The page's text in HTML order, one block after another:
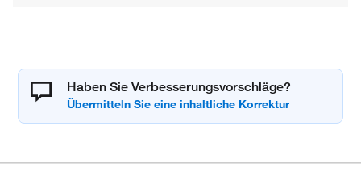
Haben Sie Verbesserungsvorschläge?